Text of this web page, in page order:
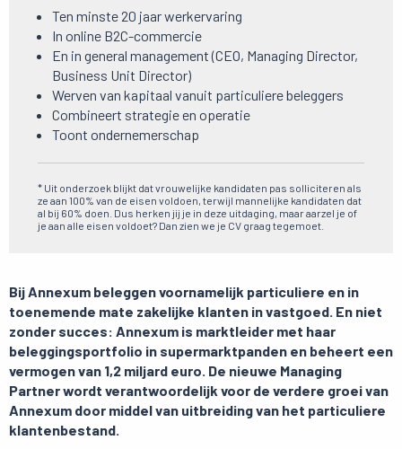
Ten minste 20 jaar werkervaring
In online B2C-commercie
En in general management (CEO, Managing Director,
Business Unit Director)
Werven van kapitaal vanuit particuliere beleggers
Combineert strategie en operatie
Toont ondernemerschap
* Uit onderzoek blijkt dat vrouwelijke kandidaten pas solliciteren als
ze aan 100% van de eisen voldoen, terwijl mannelijke kandidaten dat
al bij 60% doen. Dus herken jij je in deze uitdaging, maar aarzel je of
je aan alle eisen voldoet? Dan zien we je CV graag tegemoet.
Bij Annexum beleggen voornamelijk particuliere en in
toenemende mate zakelijke klanten in vastgoed. En niet
zonder succes: Annexum is marktleider met haar
beleggingsportfolio in supermarktpanden en beheert een
vermogen van 1,2 miljard euro. De nieuwe Managing
Partner wordt verantwoordelijk voor de verdere groei van
Annexum door middel van uitbreiding van het particuliere
klantenbestand.